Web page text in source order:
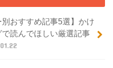
別おすすめ記事5選】かけ
読んでほしい厳選記事